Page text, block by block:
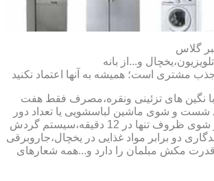
گلاس
و...از بانه
مشتری است؛ همیشه به آنها اعتماد نکنید
نگین های تزئینی ونقره،مصرف فقط هفت
شست و شوی ماشین لباسشویی یا تعداد دور
دیگ درونی،شست و شوی ظروف تنها در 12 دقیقه،سیستم گردش
دو برابر مواد غذایی در یخچال،جاروبرقی
مکش مبلمان را دارد و...همه شعارهای